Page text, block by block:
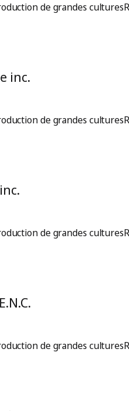
de grandes
inc.
de grandes
de grandes
de grandes